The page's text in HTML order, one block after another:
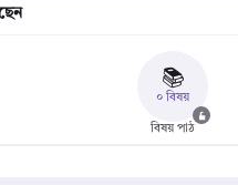
📚
০ বিষয়
বিষয় পাঠ